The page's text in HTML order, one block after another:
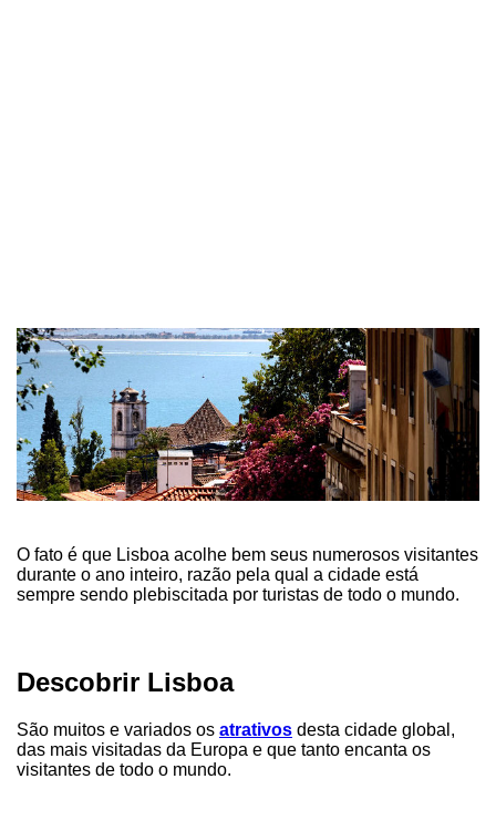
O fato é que Lisboa acolhe bem seus numerosos visitantes
durante o ano inteiro, razão pela qual a cidade está
sempre sendo plebiscitada por turistas de todo o mundo.
Descobrir Lisboa
São muitos e variados os atrativos desta cidade global,
das mais visitadas da Europa e que tanto encanta os
visitantes de todo o mundo.